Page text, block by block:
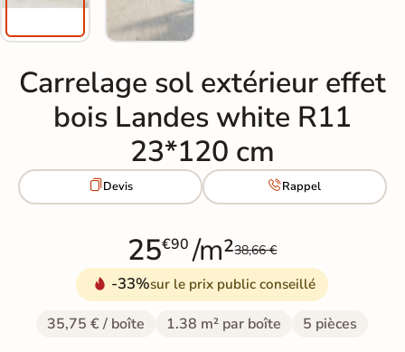
Carrelage sol extérieur effet
bois Landes white R11
23*120 cm
Devis Rappel
25€90 /m²38,66 €
-33%sur le prix public conseillé
35,75 € / boîte 1.38 m² par boîte 5 pièces